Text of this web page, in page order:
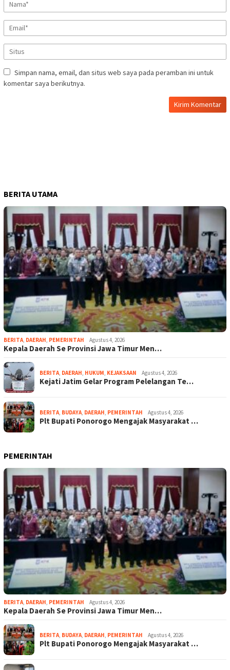
Simpan nama, email, dan situs web saya pada peramban ini untuk
komentar saya berikutnya.
BERITA UTAMA
BERITA, DAERAH, PEMERINTAH Agustus 4, 2026
Kepala Daerah Se Provinsi Jawa Timur Men…
BERITA, DAERAH, HUKUM, KEJAKSAAN Agustus 4, 2026
Kejati Jatim Gelar Program Pelelangan Te…
BERITA, BUDAYA, DAERAH, PEMERINTAH Agustus 4, 2026
Plt Bupati Ponorogo Mengajak Masyarakat …
PEMERINTAH
BERITA, DAERAH, PEMERINTAH Agustus 4, 2026
Kepala Daerah Se Provinsi Jawa Timur Men…
BERITA, BUDAYA, DAERAH, PEMERINTAH Agustus 4, 2026
Plt Bupati Ponorogo Mengajak Masyarakat …